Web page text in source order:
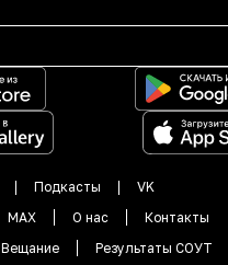
Подкасты
VK
MAX О нас
Контакты
Вещание Результаты СОУТ